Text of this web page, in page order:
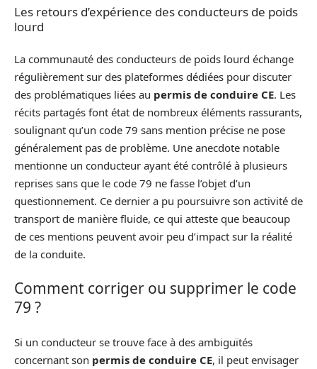
Les retours d’expérience des conducteurs de poids
lourd
La communauté des conducteurs de poids lourd échange
régulièrement sur des plateformes dédiées pour discuter
des problématiques liées au permis de conduire CE. Les
récits partagés font état de nombreux éléments rassurants,
soulignant qu’un code 79 sans mention précise ne pose
généralement pas de problème. Une anecdote notable
mentionne un conducteur ayant été contrôlé à plusieurs
reprises sans que le code 79 ne fasse l’objet d’un
questionnement. Ce dernier a pu poursuivre son activité de
transport de manière fluide, ce qui atteste que beaucoup
de ces mentions peuvent avoir peu d’impact sur la réalité
de la conduite.
Comment corriger ou supprimer le code
79 ?
Si un conducteur se trouve face à des ambiguïtés
concernant son permis de conduire CE, il peut envisager